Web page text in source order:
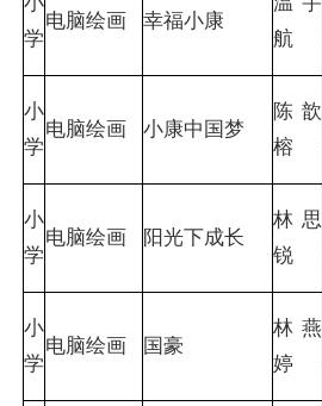
学
电脑绘画 幸福小康
航
小
学
电脑绘画 小康中国梦
陈歆
榕
小
学
电脑绘画 阳光下成长
林思
锐
小
学
电脑绘画 国豪
林燕
婷